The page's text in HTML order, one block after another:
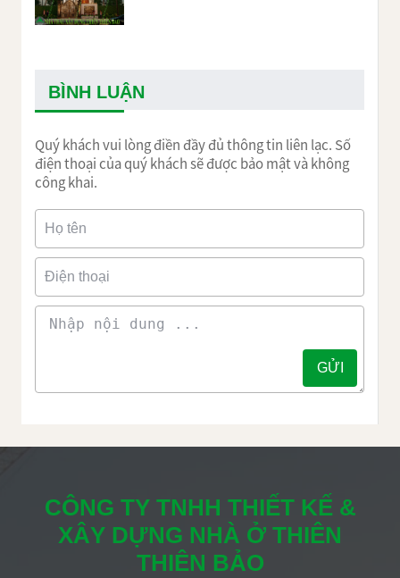
BÌNH LUẬN
Quý khách vui lòng điền đầy đủ thông tin liên lạc. Số
điện thoại của quý khách sẽ được bảo mật và không
công khai.
CÔNG TY TNHH THIẾT KẾ &
XÂY DỰNG NHÀ Ở THIÊN
THIÊN BẢO